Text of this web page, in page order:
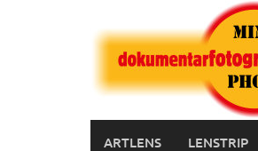
ARTLENS LENSTRIP